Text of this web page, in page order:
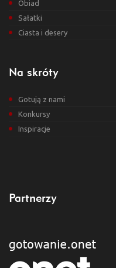
Obiad
Sałatki
Ciasta i desery
Na skróty
Gotują z nami
Konkursy
Inspiracje
Partnerzy